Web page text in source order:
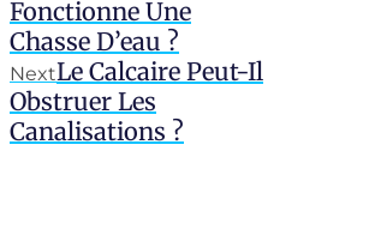
Fonctionne Une
Chasse D’eau ?
NextLe Calcaire Peut-Il
Obstruer Les
Canalisations ?